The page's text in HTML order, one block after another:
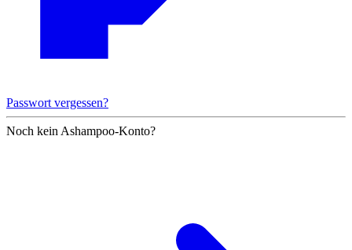
Passwort vergessen?
Noch kein Ashampoo-Konto?